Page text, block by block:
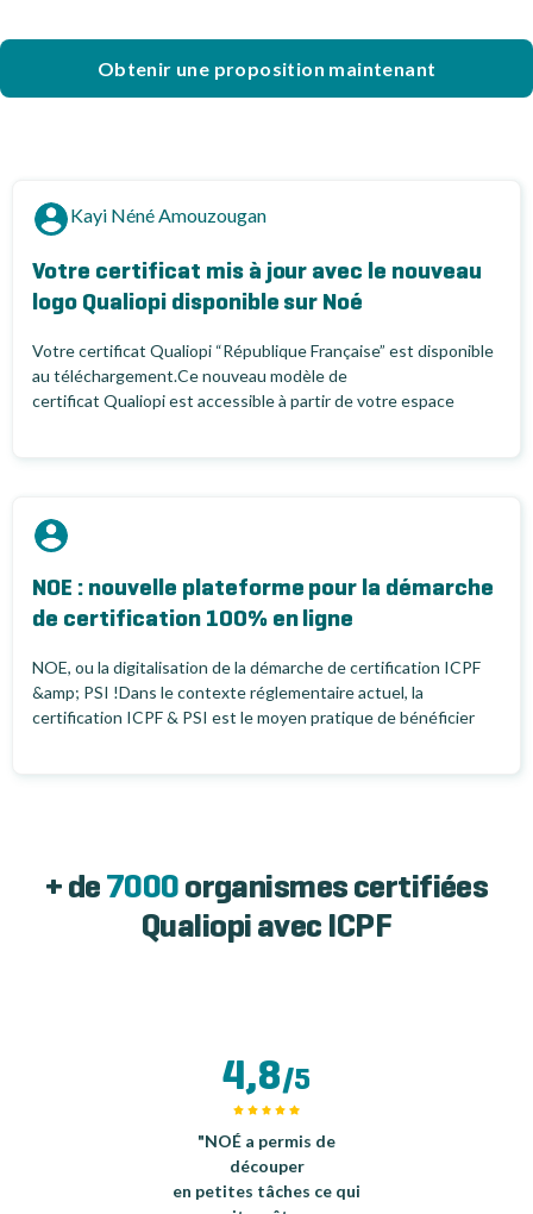
Obtenir une proposition maintenant
Kayi Néné Amouzougan
Votre certificat mis à jour avec le nouveau
logo Qualiopi disponible sur Noé
Votre certificat Qualiopi “République Française” est disponible
au téléchargement.Ce nouveau modèle de
certificat Qualiopi est accessible à partir de votre espace
NOE : nouvelle plateforme pour la démarche
de certification 100% en ligne
NOE, ou la digitalisation de la démarche de certification ICPF
&amp; PSI !Dans le contexte réglementaire actuel, la
certification ICPF & PSI est le moyen pratique de bénéficier
+ de 7000 organismes certifiées
Qualiopi avec ICPF
4,8/5
"NOÉ a permis de
découper
en petites tâches ce qui